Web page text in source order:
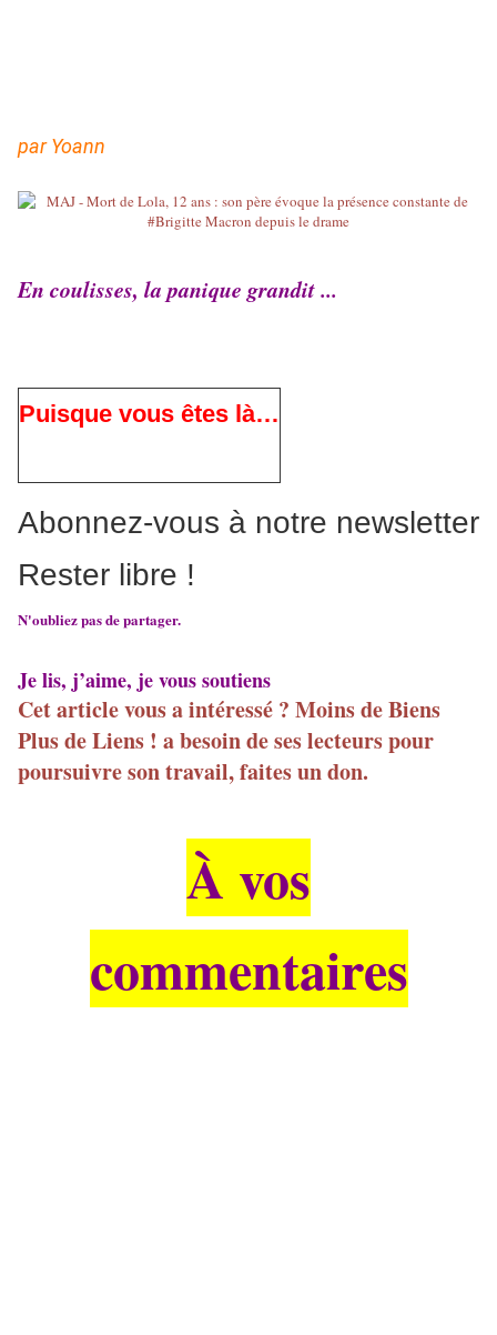
par Yoann
En coulisses, la panique grandit ...
Puisque vous êtes là…
Abonnez-vous à notre newsletter
Rester libre !
N'oubliez pas de partager.
Je lis, j’aime, je vous soutiens
Cet article vous a intéressé ? Moins de Biens
Plus de Liens ! a besoin de ses lecteurs pour
poursuivre son travail, faites un don.
À vos
commentaires